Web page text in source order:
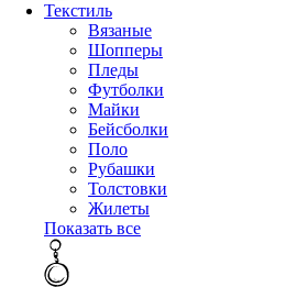
Текстиль
Вязаные
Шопперы
Пледы
Футболки
Майки
Бейсболки
Поло
Рубашки
Толстовки
Жилеты
Показать все